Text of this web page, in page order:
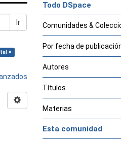
Ir
×
Todo DSpace
Comunidades &
Por fecha de
Autores
Títulos
Materias
Esta comunidad